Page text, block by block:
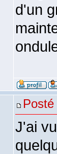
d'un
J'ai